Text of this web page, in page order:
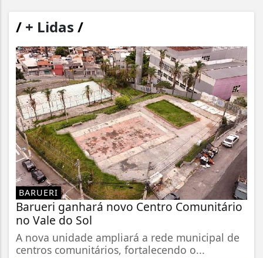
/ + Lidas /
BARUERI
Barueri ganhará novo Centro Comunitário
no Vale do Sol
A nova unidade ampliará a rede municipal de
centros comunitários, fortalecendo o...